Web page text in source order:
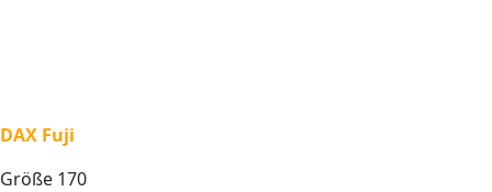
DAX Fuji
Größe 170